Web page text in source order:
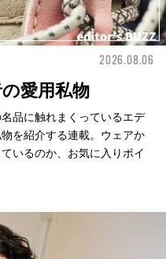
2026.08.06
愛用私物
品に触れまくっているエデ
を紹介する連載。ウェアか
いるのか、お気に入りポイ